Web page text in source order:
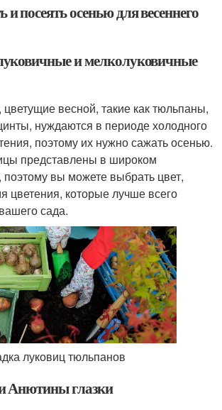
и посеять осенью для весеннего
и мелколуковичные
весной, такие как тюльпаны,
нуждаются в периоде холодного
поэтому их нужно сажать осенью.
представлены в широком
поэтому вы можете выбрать цвет,
цветения, которые лучше всего
сада.
луковиц тюльпанов
Анютины глазки